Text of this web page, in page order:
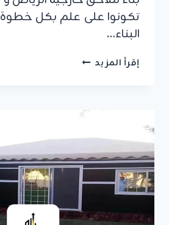
تكونوا على علم بكل خطوة
البناء…
إقرأ المزيد بناء
بناء
ملاحق
الرياض